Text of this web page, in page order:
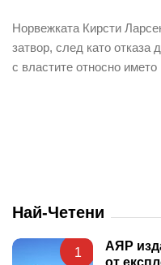
Норвежката Кирсти
затвор, след като отказа
с властите относно
Най-Четени
1
АЯР
от